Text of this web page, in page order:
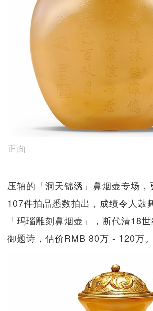
正面
压轴的「洞天锦绣」鼻烟壶专场，
107件拍品悉数拍出，成绩令人鼓
「玛瑙雕刻鼻烟壶」，断代清18
御题诗，估价RMB 80万 - 120万。